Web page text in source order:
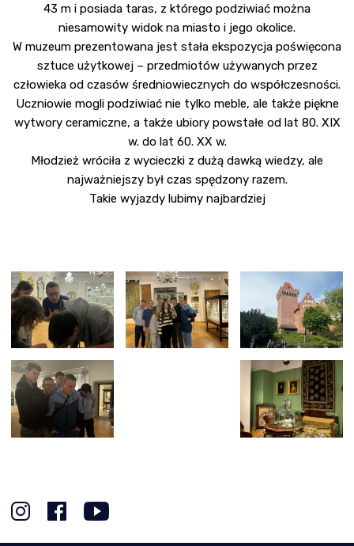
43 m i posiada taras, z którego podziwiać można
niesamowity widok na miasto i jego okolice.
W muzeum prezentowana jest stała ekspozycja poświęcona
sztuce użytkowej – przedmiotów używanych przez
człowieka od czasów średniowiecznych do współczesności.
Uczniowie mogli podziwiać nie tylko meble, ale także piękne
wytwory ceramiczne, a także ubiory powstałe od lat 80. XIX
w. do lat 60. XX w.
Młodzież wróciła z wycieczki z dużą dawką wiedzy, ale
najważniejszy był czas spędzony razem.
Takie wyjazdy lubimy najbardziej